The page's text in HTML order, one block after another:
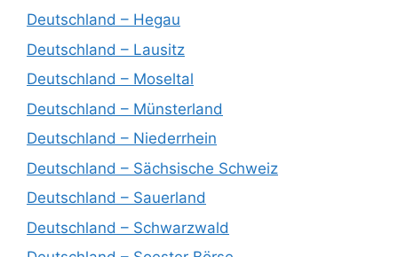
Deutschland – Hegau
Deutschland – Lausitz
Deutschland – Moseltal
Deutschland – Münsterland
Deutschland – Niederrhein
Deutschland – Sächsische Schweiz
Deutschland – Sauerland
Deutschland – Schwarzwald